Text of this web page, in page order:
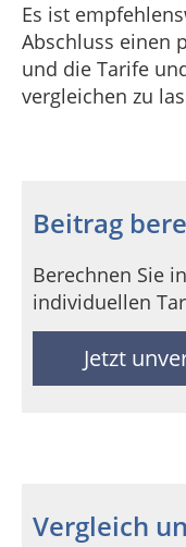
Es ist
Abschluss einen
und die Tarife
vergleichen zu
Beitrag
Berechnen Sie
individuellen
Jetzt
Vergleich